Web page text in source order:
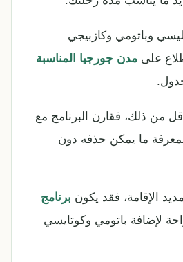
وباتومي وكازبيجي
على مدن جورجيا المناسبة
من ذلك، فقارن البرنامج مع
ما يمكن حذفه دون
الإقامة، فقد يكون برنامج
لإضافة باتومي وكوتايسي